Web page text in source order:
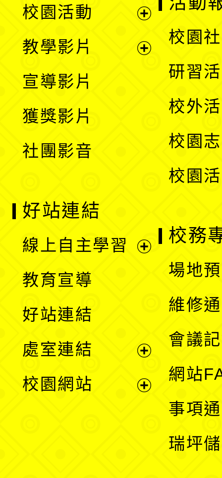
選
校園活動
教學影片
宣導影片
獲獎影片
社團影音
校園
研習
校外
校園
校園
好站連結
線上自主學習
單
教育宣導
好站連結
處室連結
校園網站
校務
場地
維修
會議
網站
事項
瑞坪